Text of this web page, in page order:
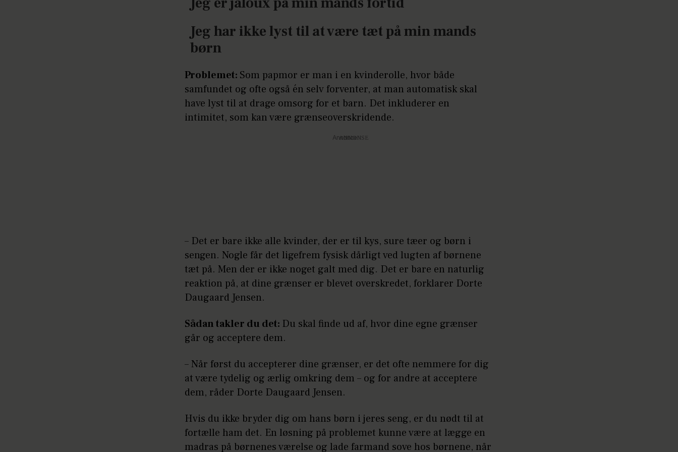
Jeg har ikke lyst til at være tæt på min mands
børn
Problemet: Som papmor er man i en kvinderolle, hvor både
samfundet og ofte også én selv forventer, at man automatisk skal
have lyst til at drage omsorg for et barn. Det inkluderer en
intimitet, som kan være grænseoverskridende.
Annonce
– Det er bare ikke alle kvinder, der er til kys, sure tæer og børn i
sengen. Nogle får det ligefrem fysisk dårligt ved lugten af børnene
tæt på. Men der er ikke noget galt med dig. Det er bare en naturlig
reaktion på, at dine grænser er blevet overskredet, forklarer Dorte
Daugaard Jensen.
Sådan takler du det: Du skal finde ud af, hvor dine egne grænser
går og acceptere dem.
– Når først du accepterer dine grænser, er det ofte nemmere for dig
at være tydelig og ærlig omkring dem – og for andre at acceptere
dem, råder Dorte Daugaard Jensen.
Hvis du ikke bryder dig om hans børn i jeres seng, er du nødt til at
fortælle ham det. En løsning på problemet kunne være at lægge en
madras på børnenes værelse og lade farmand sove hos børnene, når